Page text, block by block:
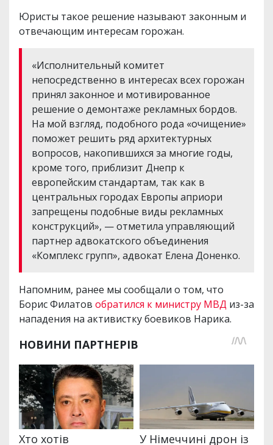
Юристы такое решение называют законным и
отвечающим интересам горожан.
«Исполнительный комитет
непосредственно в интересах всех горожан
принял законное и мотивированное
решение о демонтаже рекламных бордов.
На мой взгляд, подобного рода «очищение»
поможет решить ряд архитектурных
вопросов, накопившихся за многие годы,
кроме того, приблизит Днепр к
европейским стандартам, так как в
центральных городах Европы априори
запрещены подобные виды рекламных
конструкций», — отметила управляющий
партнер адвокатского объединения
«Комплекс групп», адвокат Елена Доненко.
Напомним, ранее мы сообщали о том, что
Борис Филатов обратился к министру МВД из-за
нападения на активистку боевиков Нарика.